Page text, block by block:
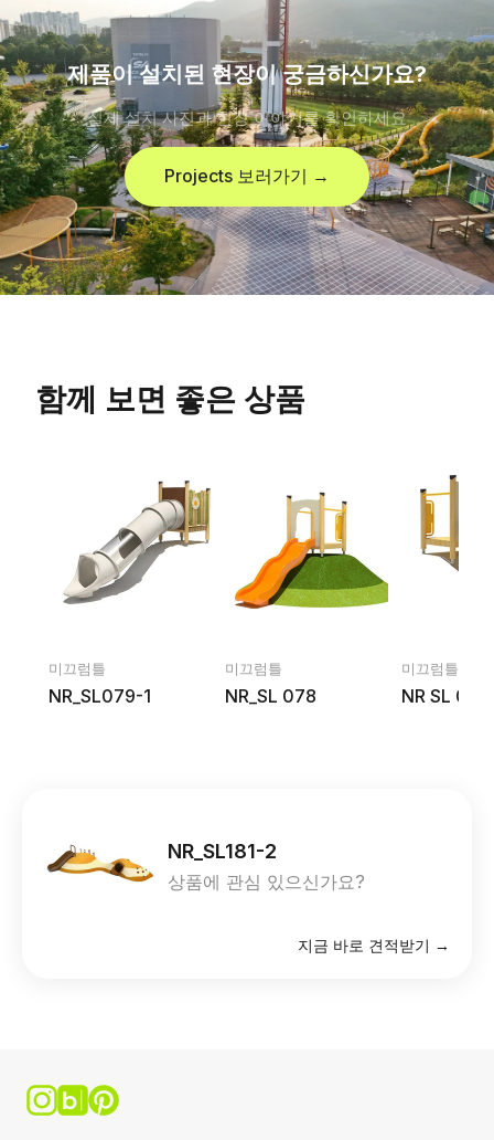
제품이 설치된 현장이 궁금하신가요?
실제 설치 사진과 현장 이야기를 확인하세요
Projects 보러가기 →
함께 보면 좋은 상품
미끄럼틀
NR_SL079-1
미끄럼틀
NR_SL 078
미끄럼틀
NR SL 081
NR_SL181-2
상품에 관심 있으신가요?
지금 바로 견적받기 →